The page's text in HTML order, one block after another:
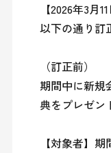
【2026年3月
以下の通り訂
（訂正前）
期間中に新規
典をプレゼン
【対象者】